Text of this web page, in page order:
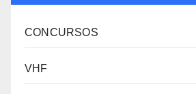
CONCURSOS
VHF